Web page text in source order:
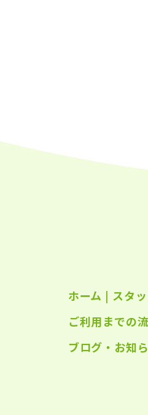
ホーム | スタ
ご利用までの
ブログ・お知